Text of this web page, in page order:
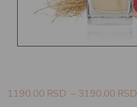
1190.00 RSD – 3190.00 RSD